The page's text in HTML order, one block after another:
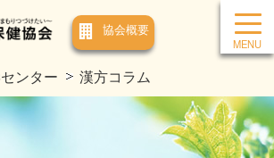
協会概要
ンター 漢方コラム